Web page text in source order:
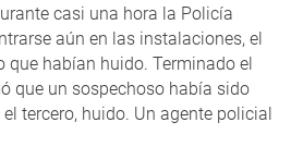
casi una hora la Policía
aún en las instalaciones, el
que habían huido. Terminado el
que un sospechoso había sido
tercero, huido. Un agente policial